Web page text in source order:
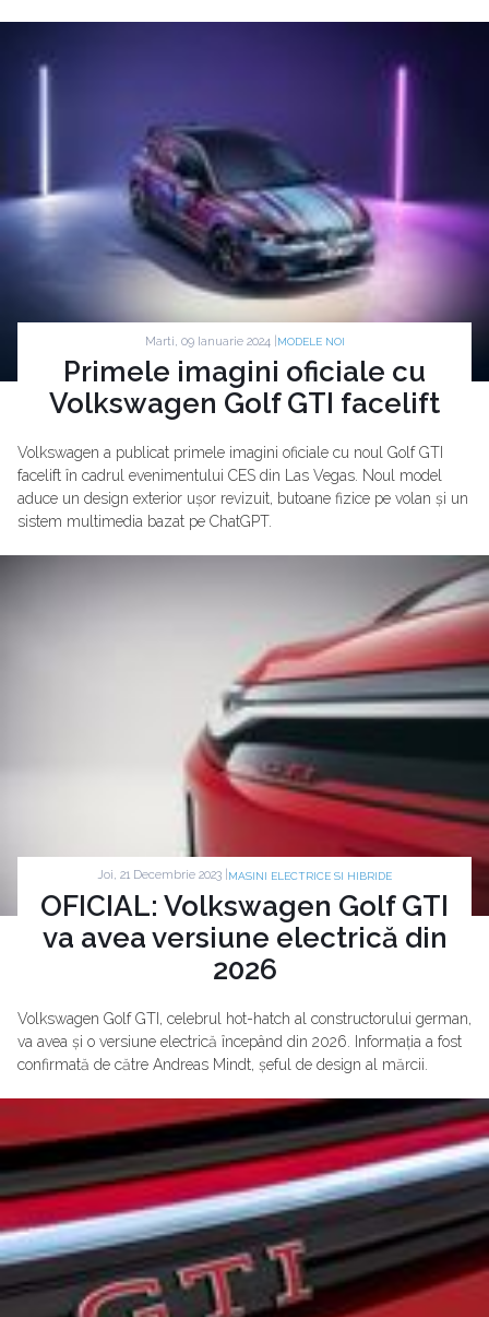
Marti, 09 Ianuarie 2024 | MODELE NOI
Primele imagini oficiale cu
Volkswagen Golf GTI facelift
Volkswagen a publicat primele imagini oficiale cu noul Golf GTI
facelift în cadrul evenimentului CES din Las Vegas. Noul model
aduce un design exterior ușor revizuit, butoane fizice pe volan și un
sistem multimedia bazat pe ChatGPT.
Joi, 21 Decembrie 2023 | MASINI ELECTRICE SI HIBRIDE
OFICIAL: Volkswagen Golf GTI
va avea versiune electrică din
2026
Volkswagen Golf GTI, celebrul hot-hatch al constructorului german,
va avea și o versiune electrică începând din 2026. Informația a fost
confirmată de către Andreas Mindt, șeful de design al mărcii.